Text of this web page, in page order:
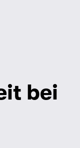
bei